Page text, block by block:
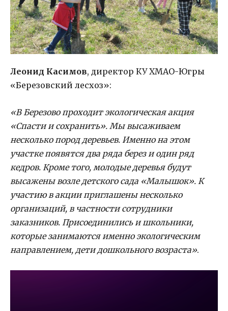
Леонид Касимов, директор КУ ХМАО-Югры
«Березовский лесхоз»:
«В Березово проходит экологическая акция
«Спасти и сохранить». Мы высаживаем
несколько пород деревьев. Именно на этом
участке появятся два ряда берез и один ряд
кедров. Кроме того, молодые деревья будут
высажены возле детского сада «Малышок». К
участию в акции приглашены несколько
организаций, в частности сотрудники
заказников. Присоединились и школьники,
которые занимаются именно экологическим
направлением, дети дошкольного возраста».